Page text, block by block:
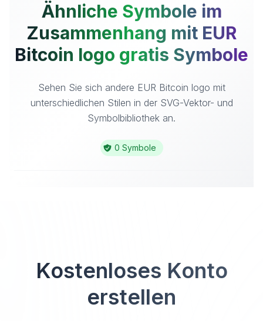
Ähnliche Symbole im
Zusammenhang mit EUR
Bitcoin logo gratis Symbole
Sehen Sie sich andere EUR Bitcoin logo mit
unterschiedlichen Stilen in der SVG-Vektor- und
Symbolbibliothek an.
0 Symbole
Kostenloses Konto
erstellen